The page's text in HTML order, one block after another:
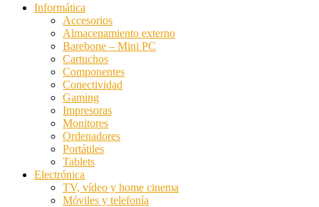
Informática
Accesorios
Almacenamiento externo
Barebone – Mini PC
Cartuchos
Componentes
Conectividad
Gaming
Impresoras
Monitores
Ordenadores
Portátiles
Tablets
Electrónica
TV, vídeo y home cinema
Móviles y telefonía